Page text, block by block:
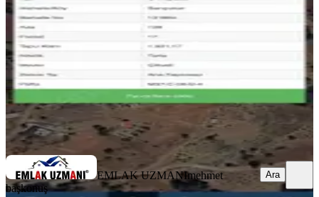
2.071/m²·
EMLAK UZMANI mehmet başkonuş
Ara
EMLAK UZMANImehmet
başkonuş
Ara